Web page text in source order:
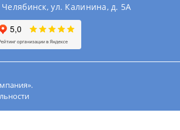
Челябинск, ул. Калинина, д. 5А